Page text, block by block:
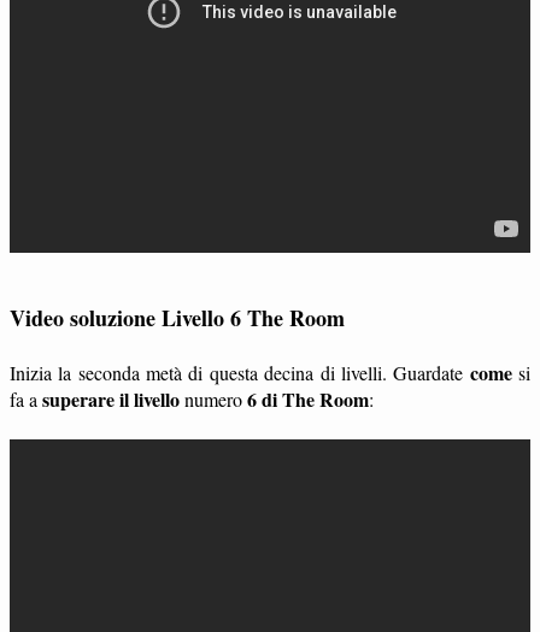
Video soluzione Livello 6 The Room
Inizia la seconda metà di questa decina di livelli. Guardate comesi
fa a superare il livellonumero6 di The Room: